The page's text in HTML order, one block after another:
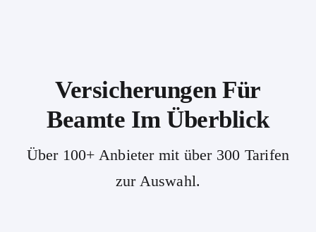
Versicherungen Für
Beamte Im Überblick
Über 100+ Anbieter mit über 300 Tarifen
zur Auswahl.